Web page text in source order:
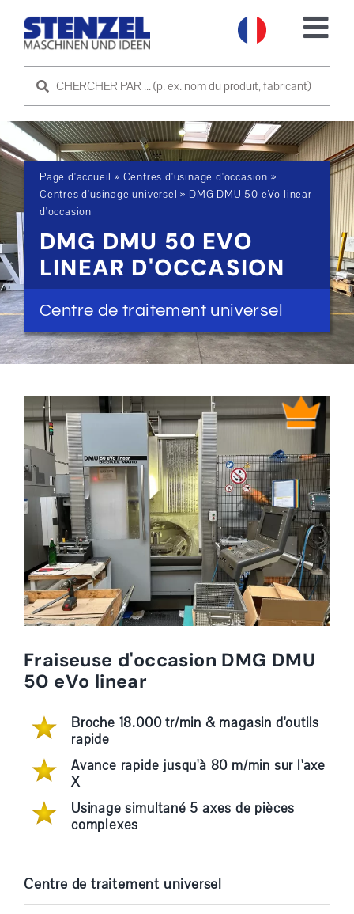
MACHINES D'OCCASION
VENDRE UNE MACHINE
SERVICE
SOCIÉTÉ
PRENDRE CONTACT
Page d'accueil » Centres d'usinage d'occasion »
Centres d'usinage universel » DMG DMU 50 eVo linear
d'occasion
DMG DMU 50 EVO
LINEAR D'OCCASION
Centre de traitement universel
Fraiseuse d'occasion DMG DMU
50 eVo linear
Broche 18.000 tr/min & magasin d'outils
rapide
Avance rapide jusqu'à 80 m/min sur l'axe
X
Usinage simultané 5 axes de pièces
complexes
Centre de traitement universel